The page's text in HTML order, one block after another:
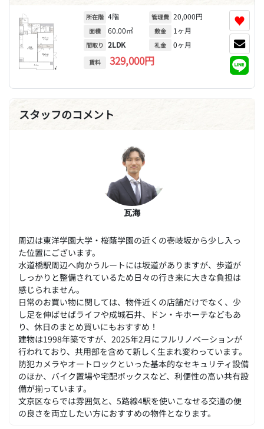
所在階 4階
面積 60.00㎡
間取り 2LDK
賃料 329,000円
管理費 20,000円
敷金 1ヶ月
礼金 0ヶ月
♥
スタッフのコメント
瓦海
周辺は東洋学園大学・桜蔭学園の近くの壱岐坂から少し入っ
た位置にございます。
水道橋駅周辺へ向かうルートには坂道がありますが、歩道が
しっかりと整備されているため日々の行き来に大きな負担は
感じられません。
日常のお買い物に関しては、物件近くの店舗だけでなく、少
し足を伸ばせばライフや成城石井、ドン・キホーテなどもあ
り、休日のまとめ買いにもおすすめ！
建物は1998年築ですが、2025年2月にフルリノベーションが
行われており、共用部を含めて新しく生まれ変わっています。
防犯カメラやオートロックといった基本的なセキュリティ設備
のほか、バイク置場や宅配ボックスなど、利便性の高い共有設
備が揃っています。
文京区ならでは雰囲気と、5路線4駅を使いこなせる交通の便
の良さを両立したい方におすすめの物件となります。